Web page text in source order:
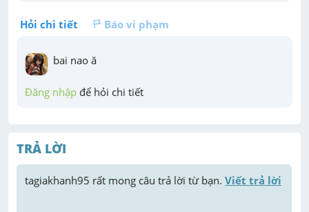
Hỏi chi tiết Báo vi phạm
bai nao ă
Đăng nhập để hỏi chi tiết
TRẢ LỜI
tagiakhanh95 rất mong câu trả lời từ bạn. Viết trả lời